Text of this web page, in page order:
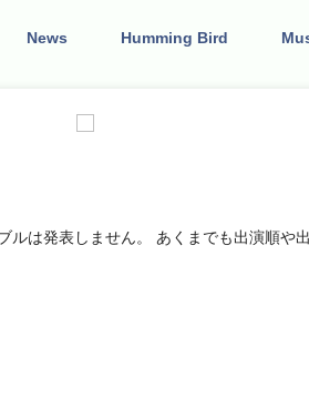
News Humming Bird
は発表しません。 あくまでも出演順や